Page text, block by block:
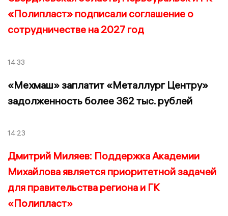
«Полипласт» подписали соглашение о
сотрудничестве на 2027 год
14:33
«Мехмаш» заплатит «Металлург Центру»
задолженность более 362 тыс. рублей
14:23
Дмитрий Миляев: Поддержка Академии
Михайлова является приоритетной задачей
для правительства региона и ГК
«Полипласт»